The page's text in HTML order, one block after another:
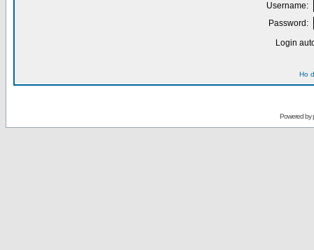
Username:
Password:
Login
Ho
Powered by